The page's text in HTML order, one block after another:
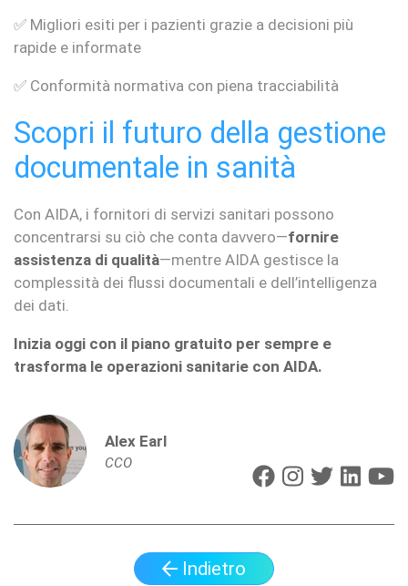
✅ Migliori esiti per i pazienti grazie a decisioni più
rapide e informate
✅ Conformità normativa con piena tracciabilità
Scopri il futuro della gestione
documentale in sanità
Con AIDA, i fornitori di servizi sanitari possono
concentrarsi su ciò che conta davvero—fornire
assistenza di qualità—mentre AIDA gestisce la
complessità dei flussi documentali e dell’intelligenza
dei dati.
Inizia oggi con il piano gratuito per sempre e
trasforma le operazioni sanitarie con AIDA.
Alex Earl
CCO
Indietro